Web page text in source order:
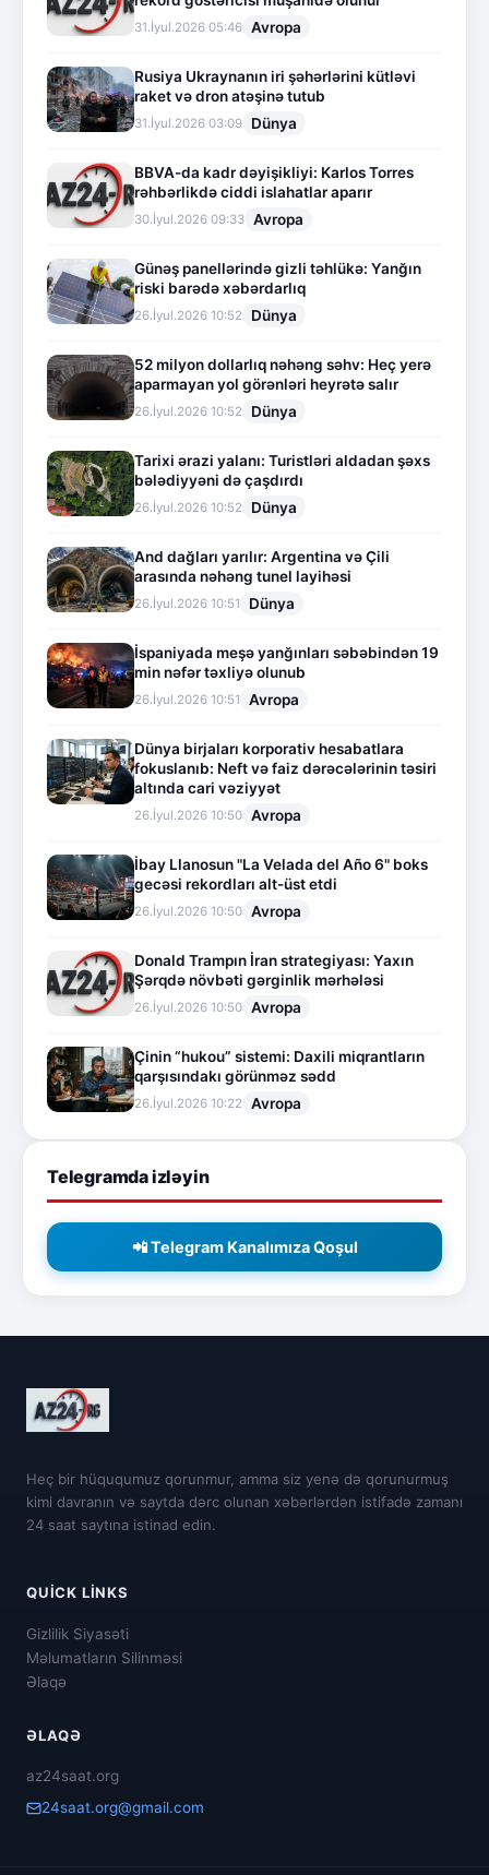
31.İyul.2026 05:46 Avropa
Rusiya Ukraynanın iri şəhərlərini kütləvi
raket və dron atəşinə tutub
31.İyul.2026 03:09 Dünya
BBVA-da kadr dəyişikliyi: Karlos Torres
rəhbərlikdə ciddi islahatlar aparır
30.İyul.2026 09:33 Avropa
Günəş panellərində gizli təhlükə: Yanğın
riski barədə xəbərdarlıq
26.İyul.2026 10:52 Dünya
52 milyon dollarlıq nəhəng səhv: Heç yerə
aparmayan yol görənləri heyrətə salır
26.İyul.2026 10:52 Dünya
Tarixi ərazi yalanı: Turistləri aldadan şəxs
bələdiyyəni də çaşdırdı
26.İyul.2026 10:52 Dünya
And dağları yarılır: Argentina və Çili
arasında nəhəng tunel layihəsi
26.İyul.2026 10:51 Dünya
İspaniyada meşə yanğınları səbəbindən 19
min nəfər təxliyə olunub
26.İyul.2026 10:51 Avropa
Dünya birjaları korporativ hesabatlara
fokuslanıb: Neft və faiz dərəcələrinin təsiri
altında cari vəziyyət
26.İyul.2026 10:50 Avropa
İbay Llanosun "La Velada del Año 6" boks
gecəsi rekordları alt-üst etdi
26.İyul.2026 10:50 Avropa
Donald Trampın İran strategiyası: Yaxın
Şərqdə növbəti gərginlik mərhələsi
26.İyul.2026 10:50 Avropa
Çinin “hukou” sistemi: Daxili miqrantların
qarşısındakı görünməz sədd
26.İyul.2026 10:22 Avropa
Telegramda izləyin
📲 Telegram Kanalımıza Qoşul
Heç bir hüququmuz qorunmur, amma siz yenə də qorunurmuş
kimi davranın və saytda dərc olunan xəbərlərdən istifadə zamanı
24 saat saytına istinad edin.
QUICK LINKS
Gizlilik Siyasəti
Məlumatların Silinməsi
Əlaqə
ƏLAQƏ
az24saat.org
24saat.org@gmail.com